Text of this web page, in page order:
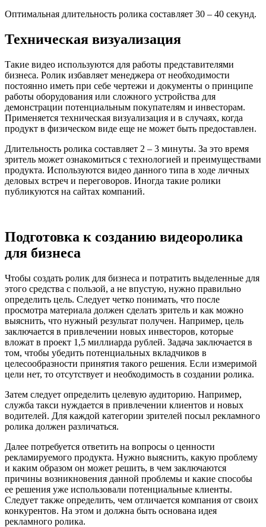
Оптимальная длительность ролика составляет 30 – 40 секунд.
Техническая визуализация
Такие видео используются для работы представителями
бизнеса. Ролик избавляет менеджера от необходимости
постоянно иметь при себе чертежи и документы о принципе
работы оборудования или сложного устройства для
демонстрации потенциальным покупателям и инвесторам.
Применяется техническая визуализация и в случаях, когда
продукт в физическом виде еще не может быть предоставлен.
Длительность ролика составляет 2 – 3 минуты. За это время
зритель может ознакомиться с технологией и преимуществами
продукта. Используются видео данного типа в ходе личных
деловых встреч и переговоров. Иногда такие ролики
публикуются на сайтах компаний.
Подготовка к созданию видеоролика
для бизнеса
Чтобы создать ролик для бизнеса и потратить выделенные для
этого средства с пользой, а не впустую, нужно правильно
определить цель. Следует четко понимать, что после
просмотра материала должен сделать зритель и как можно
выяснить, что нужный результат получен. Например, цель
заключается в привлечении новых инвесторов, которые
вложат в проект 1,5 миллиарда рублей. Задача заключается в
том, чтобы убедить потенциальных вкладчиков в
целесообразности принятия такого решения. Если измеримой
цели нет, то отсутствует и необходимость в создании ролика.
Затем следует определить целевую аудиторию. Например,
служба такси нуждается в привлечении клиентов и новых
водителей. Для каждой категории зрителей посыл рекламного
ролика должен различаться.
Далее потребуется ответить на вопросы о ценности
рекламируемого продукта. Нужно выяснить, какую проблему
и каким образом он может решить, в чем заключаются
причины возникновения данной проблемы и какие способы
ее решения уже использовали потенциальные клиенты.
Следует также определить, чем отличается компания от своих
конкурентов. На этом и должна быть основана идея
рекламного ролика.